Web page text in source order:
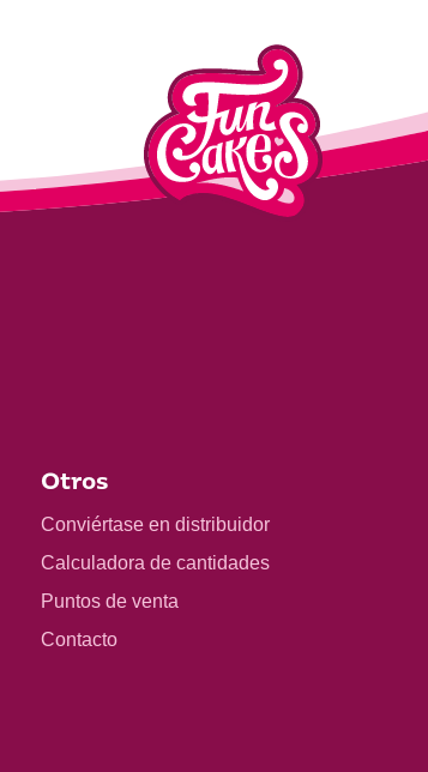
Otros
Conviértase en distribuidor
Calculadora de cantidades
Puntos de venta
Contacto